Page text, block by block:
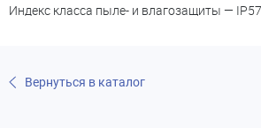
Индекс класса пыле- и влагозащиты —
Вернуться в каталог